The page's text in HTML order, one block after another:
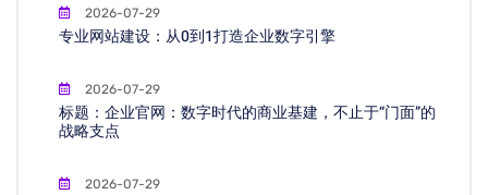
2026-07-29
专业网站建设：从0到1打造企业数字引擎
2026-07-29
标题：企业官网：数字时代的商业基建，不止于“门面”的
战略支点
2026-07-29